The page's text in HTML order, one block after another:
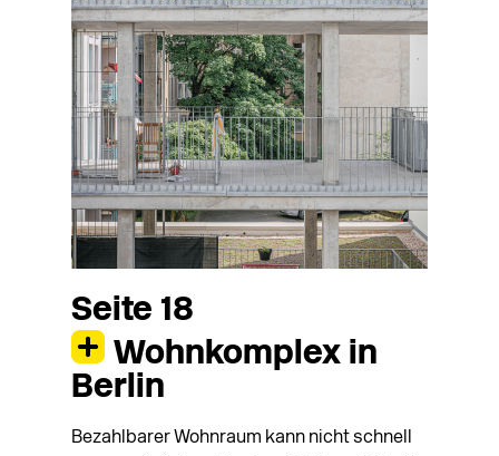
Seite 18
Wohnkomplex in
Berlin
Bezahlbarer Wohnraum kann nicht schnell